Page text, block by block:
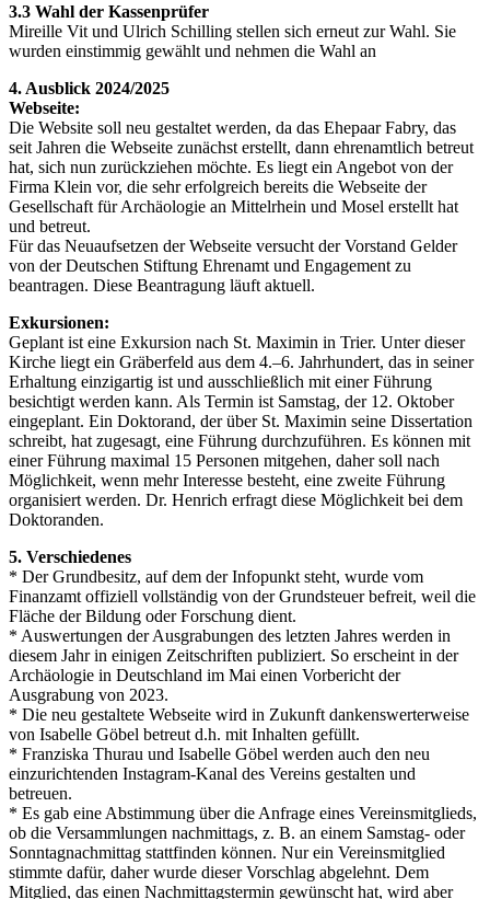
3.3 Wahl der Kassenprüfer
Mireille Vit und Ulrich Schilling stellen sich erneut zur Wahl. Sie
wurden einstimmig gewählt und nehmen die Wahl an
4. Ausblick 2024/2025
Webseite:
Die Website soll neu gestaltet werden, da das Ehepaar Fabry, das
seit Jahren die Webseite zunächst erstellt, dann ehrenamtlich betreut
hat, sich nun zurückziehen möchte. Es liegt ein Angebot von der
Firma Klein vor, die sehr erfolgreich bereits die Webseite der
Gesellschaft für Archäologie an Mittelrhein und Mosel erstellt hat
und betreut.
Für das Neuaufsetzen der Webseite versucht der Vorstand Gelder
von der Deutschen Stiftung Ehrenamt und Engagement zu
beantragen. Diese Beantragung läuft aktuell.
Exkursionen:
Geplant ist eine Exkursion nach St. Maximin in Trier. Unter dieser
Kirche liegt ein Gräberfeld aus dem 4.–6. Jahrhundert, das in seiner
Erhaltung einzigartig ist und ausschließlich mit einer Führung
besichtigt werden kann. Als Termin ist Samstag, der 12. Oktober
eingeplant. Ein Doktorand, der über St. Maximin seine Dissertation
schreibt, hat zugesagt, eine Führung durchzuführen. Es können mit
einer Führung maximal 15 Personen mitgehen, daher soll nach
Möglichkeit, wenn mehr Interesse besteht, eine zweite Führung
organisiert werden. Dr. Henrich erfragt diese Möglichkeit bei dem
Doktoranden.
5. Verschiedenes
* Der Grundbesitz, auf dem der Infopunkt steht, wurde vom
Finanzamt offiziell vollständig von der Grundsteuer befreit, weil die
Fläche der Bildung oder Forschung dient.
* Auswertungen der Ausgrabungen des letzten Jahres werden in
diesem Jahr in einigen Zeitschriften publiziert. So erscheint in der
Archäologie in Deutschland im Mai einen Vorbericht der
Ausgrabung von 2023.
* Die neu gestaltete Webseite wird in Zukunft dankenswerterweise
von Isabelle Göbel betreut d.h. mit Inhalten gefüllt.
* Franziska Thurau und Isabelle Göbel werden auch den neu
einzurichtenden Instagram-Kanal des Vereins gestalten und
betreuen.
* Es gab eine Abstimmung über die Anfrage eines Vereinsmitglieds,
ob die Versammlungen nachmittags, z. B. an einem Samstag- oder
Sonntagnachmittag stattfinden können. Nur ein Vereinsmitglied
stimmte dafür, daher wurde dieser Vorschlag abgelehnt. Dem
Mitglied, das einen Nachmittagstermin gewünscht hat, wird aber